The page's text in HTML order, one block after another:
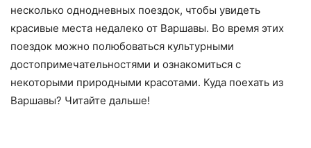
несколько однодневных поездок, чтобы увидеть
красивые места недалеко от Варшавы. Во время этих
поездок можно полюбоваться культурными
достопримечательностями и ознакомиться с
некоторыми природными красотами. Куда поехать из
Варшавы? Читайте дальше!